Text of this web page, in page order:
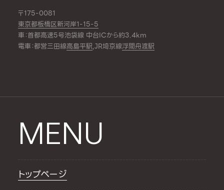
〒175-0081
東京都板橋区新河岸1-15-5
車：首都高速5号池袋線 中台ICから約3.4km
電車：都営三田線高島平駅,JR埼京線浮間舟渡駅
MENU
トップページ